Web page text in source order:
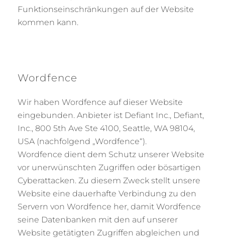
Funktionseinschränkungen auf der Website
kommen kann.
Wordfence
Wir haben Wordfence auf dieser Website
eingebunden. Anbieter ist Defiant Inc., Defiant,
Inc., 800 5th Ave Ste 4100, Seattle, WA 98104,
USA (nachfolgend „Wordfence“).
Wordfence dient dem Schutz unserer Website
vor unerwünschten Zugriffen oder bösartigen
Cyberattacken. Zu diesem Zweck stellt unsere
Website eine dauerhafte Verbindung zu den
Servern von Wordfence her, damit Wordfence
seine Datenbanken mit den auf unserer
Website getätigten Zugriffen abgleichen und